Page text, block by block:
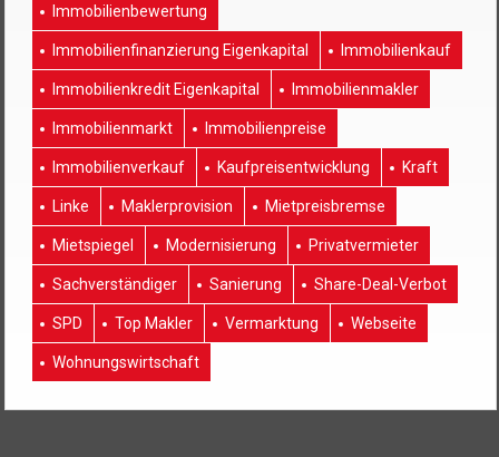
Immobilienbewertung
Immobilienfinanzierung Eigenkapital Immobilienkauf
Immobilienkredit Eigenkapital Immobilienmakler
Immobilienmarkt Immobilienpreise
Immobilienverkauf Kaufpreisentwicklung Kraft
Linke Maklerprovision Mietpreisbremse
Mietspiegel Modernisierung Privatvermieter
Sachverständiger Sanierung Share-Deal-Verbot
SPD Top Makler Vermarktung Webseite
Wohnungswirtschaft